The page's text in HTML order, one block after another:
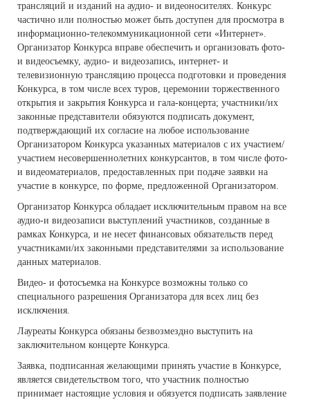
трансляций и изданий на аудио- и видеоносителях. Конкурс
частично или полностью может быть доступен для просмотра в
информационно-телекоммуникационной сети «Интернет».
Организатор Конкурса вправе обеспечить и организовать фото-
и видеосъемку, аудио- и видеозапись, интернет- и
телевизионную трансляцию процесса подготовки и проведения
Конкурса, в том числе всех туров, церемонии торжественного
открытия и закрытия Конкурса и гала-концерта; участники/их
законные представители обязуются подписать документ,
подтверждающий их согласие на любое использование
Организатором Конкурса указанных материалов с их участием/
участием несовершеннолетних конкурсантов, в том числе фото-
и видеоматериалов, предоставленных при подаче заявки на
участие в конкурсе, по форме, предложенной Организатором.
Организатор Конкурса обладает исключительным правом на все
аудио-и видеозаписи выступлений участников, созданные в
рамках Конкурса, и не несет финансовых обязательств перед
участниками/их законными представителями за использование
данных материалов.
Видео- и фотосъемка на Конкурсе возможны только со
специального разрешения Организатора для всех лиц без
исключения.
Лауреаты Конкурса обязаны безвозмездно выступить на
заключительном концерте Конкурса.
Заявка, подписанная желающими принять участие в Конкурсе,
является свидетельством того, что участник полностью
принимает настоящие условия и обязуется подписать заявление